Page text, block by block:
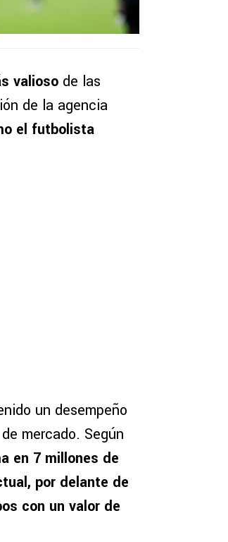
valioso de las
de la agencia
el futbolista
un desempeño
mercado. Según
en 7 millones de
por delante de
con un valor de